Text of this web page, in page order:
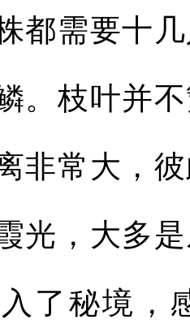
都需要十
。枝叶并
非常大，
光，大多
了秘境，